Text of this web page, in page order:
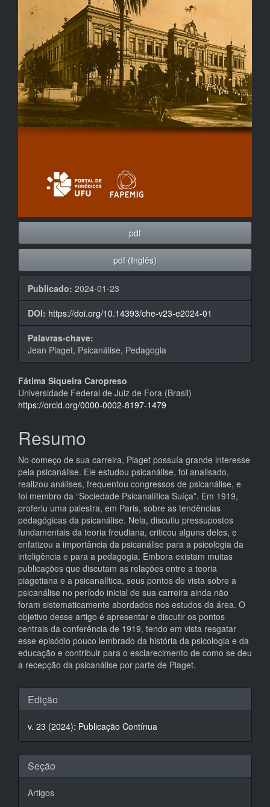
pdf
pdf (Inglês)
Publicado: 2024-01-23
DOI: https://doi.org/10.14393/che-v23-e2024-01
Palavras-chave:
Jean Piaget, Psicanálise, Pedagogia
Conteúdo
do
principal
Fátima Siqueira Caropreso
Universidade Federal de Juiz de Fora (Brasil)
https://orcid.org/0000-0002-8197-1479
Resumo
No começo de sua carreira, Piaget possuía grande interesse
pela psicanálise. Ele estudou psicanálise, foi analisado,
realizou análises, frequentou congressos de psicanálise, e
foi membro da “Sociedade Psicanalítica Suíça”. Em 1919,
proferiu uma palestra, em Paris, sobre as tendências
pedagógicas da psicanálise. Nela, discutiu pressupostos
fundamentais da teoria freudiana, criticou alguns deles, e
enfatizou a importância da psicanálise para a psicologia da
inteligência e para a pedagogia. Embora existam muitas
publicações que discutam as relações entre a teoria
piagetiana e a psicanalítica, seus pontos de vista sobre a
psicanálise no período inicial de sua carreira ainda não
foram sistematicamente abordados nos estudos da área. O
objetivo desse artigo é apresentar e discutir os pontos
centrais da conferência de 1919, tendo em vista resgatar
esse episódio pouco lembrado da história da psicologia e da
educação e contribuir para o esclarecimento de como se deu
a recepção da psicanálise por parte de Piaget.
Detalhes
do
artigo
Edição
v. 23 (2024): Publicação Contínua
Seção
Artigos